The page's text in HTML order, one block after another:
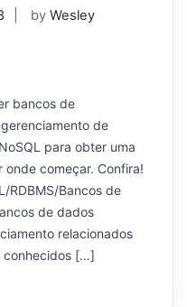
by Wesley
bancos de
de
para obter uma
começar. Confira!
RDBMS/Bancos de
de dados
relacionados
conhecidos […]